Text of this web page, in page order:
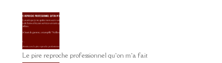
Le pire reproche professionnel qu’on m’a fait